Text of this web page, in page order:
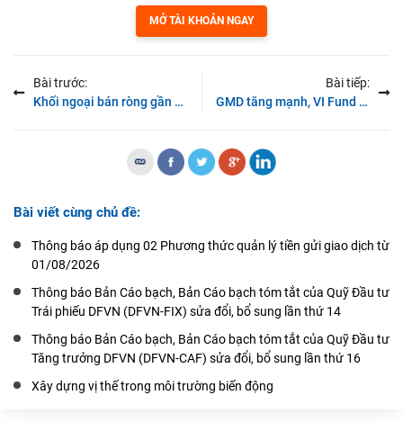
MỞ TÀI KHOẢN NGAY
Bài trước:
Khối ngoại bán ròng gần 290 tỷ đồng trên toàn thị trường, VN-Index mất gần 18 điểm trong phiên 5/8
Bài tiếp:
GMD tăng mạnh, VI Fund II đăng ký bán toàn bộ 58 triệu cổ phiếu
Bài viết cùng chủ đề:
Thông báo áp dụng 02 Phương thức quản lý tiền gửi giao dịch từ
01/08/2026
Thông báo Bản Cáo bạch, Bản Cáo bạch tóm tắt của Quỹ Đầu tư
Trái phiếu DFVN (DFVN-FIX) sửa đổi, bổ sung lần thứ 14
Thông báo Bản Cáo bạch, Bản Cáo bạch tóm tắt của Quỹ Đầu tư
Tăng trưởng DFVN (DFVN-CAF) sửa đổi, bổ sung lần thứ 16
Xây dựng vị thế trong môi trường biến động